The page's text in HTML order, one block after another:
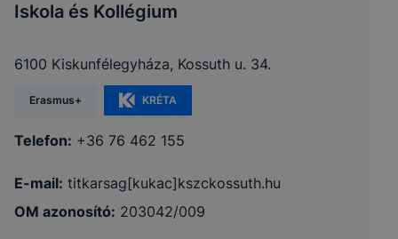
Iskola és Kollégium
6100 Kiskunfélegyháza, Kossuth u. 34.
Erasmus+ KRÉTA
Telefon: +36 76 462 155
E-mail: titkarsag[kukac]kszckossuth.hu
OM azonosító: 203042/009